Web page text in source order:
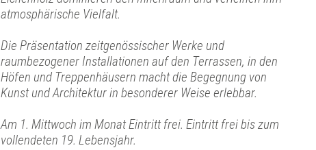
atmosphärische Vielfalt.
Die Präsentation zeitgenössischer Werke und
raumbezogener Installationen auf den Terrassen, in den
Höfen und Treppenhäusern macht die Begegnung von
Kunst und Architektur in besonderer Weise erlebbar.
Am 1. Mittwoch im Monat Eintritt frei. Eintritt frei bis zum
vollendeten 19. Lebensjahr.